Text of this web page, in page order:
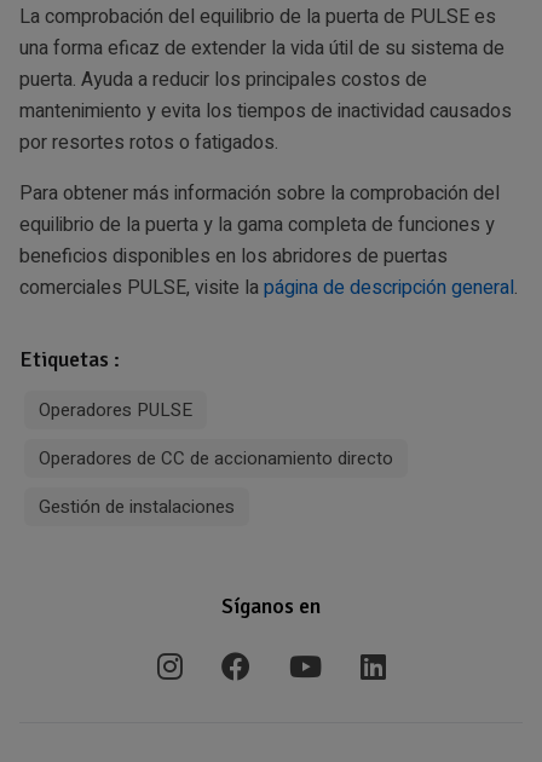
La comprobación del equilibrio de la puerta de PULSE es
una forma eficaz de extender la vida útil de su sistema de
puerta. Ayuda a reducir los principales costos de
mantenimiento y evita los tiempos de inactividad causados
por resortes rotos o fatigados.
Para obtener más información sobre la comprobación del
equilibrio de la puerta y la gama completa de funciones y
beneficios disponibles en los abridores de puertas
comerciales PULSE, visite lapágina de descripción general.
Etiquetas :
Operadores PULSE
Operadores de CC de accionamiento directo
Gestión de instalaciones
Síganos en